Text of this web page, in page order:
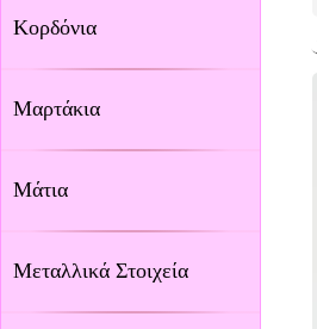
Κορδόνια
Μαρτάκια
Μάτια
Μεταλλικά Στοιχεία